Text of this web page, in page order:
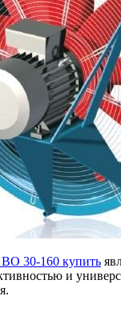
ВО 30-160 купить
и